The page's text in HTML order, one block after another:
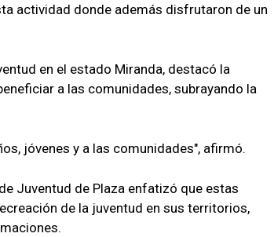
actividad donde además disfrutaron de un
en el estado Miranda, destacó la
a las comunidades, subrayando la
jóvenes y a las comunidades", afirmó.
Juventud de Plaza enfatizó que estas
de la juventud en sus territorios,